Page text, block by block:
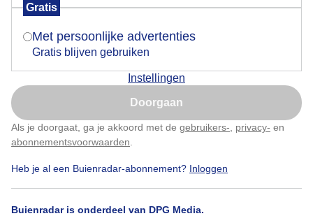
Gratis
Met persoonlijke advertenties
Gratis blijven gebruiken
Instellingen
Doorgaan
Als je doorgaat, ga je akkoord met de gebruikers- privacy- en
abonnementsvoorwaarden
Heb je al een Buienradar-abonnement? Inloggen
Buienradar is onderdeel van DPG Media.
Populaire categorieën
Lente
Zomer
Over Buienradar
Is goed, toon de popup
Nu niet, misschien later
Klik hierom dit aan te passen